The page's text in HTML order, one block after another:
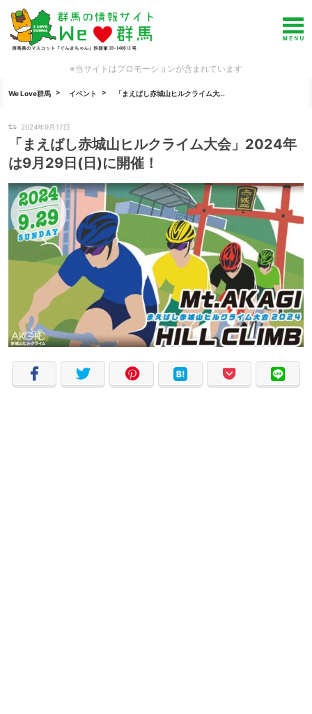
※当サイトはプロモーションが含まれています
We Love群馬 イベント 「まえばし赤城山ヒルクライム大...
2024年9月17日
「まえばし赤城山ヒルクライム大会」2024年
は9月29日(日)に開催！